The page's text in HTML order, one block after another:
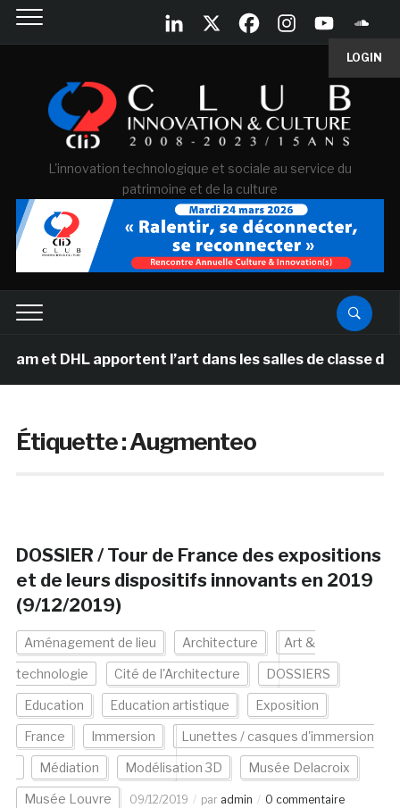
LOGIN
L'innovation technologique et sociale au service du
patrimoine et de la culture
et DHL apportent l’art dans les salles de classe des
Étiquette :Augmenteo
DOSSIER / Tour de France des expositions
et de leurs dispositifs innovants en 2019
(9/12/2019)
Aménagement de lieu Architecture Art &
technologie Cité de l'Architecture DOSSIERS
Education Education artistique Exposition
France Immersion Lunettes / casques d'immersion
Médiation Modélisation 3D Musée Delacroix
Musée Louvre 09/12/2019 par admin 0 commentaire